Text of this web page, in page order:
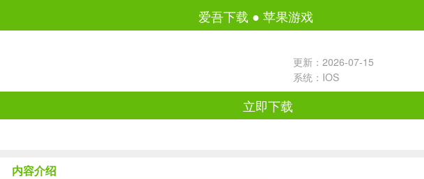
爱吾下载 ● 苹果游戏
更新：2026-07-15
系统：IOS
立即下载
内容介绍